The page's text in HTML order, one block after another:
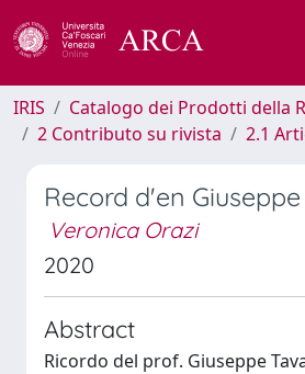
IRIS
Catalogo dei Prodotti della
2 Contributo su rivista
2.1
Record d'en
Veronica Orazi
2020
Abstract
Ricordo del prof. Giuseppe